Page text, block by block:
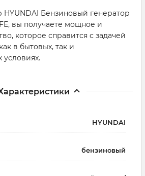
HYUNDAI Бензиновый генератор
вы получаете мощное и
которое справится с задачей
в бытовых, так и
HYUNDAI
бензиновый